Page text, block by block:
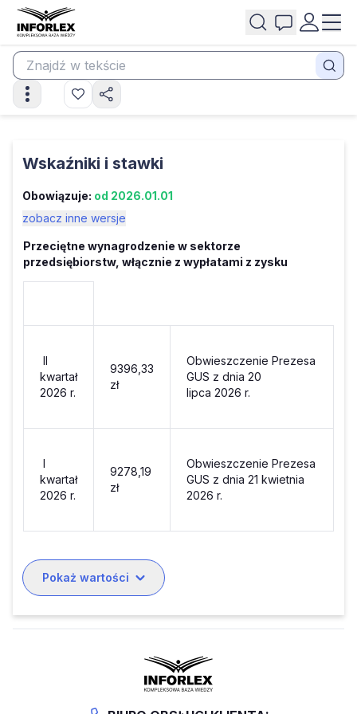
Wskaźniki i stawki
Obowiązuje: od 2026.01.01
zobacz inne wersje
Przeciętne wynagrodzenie w sektorze
przedsiębiorstw, włącznie z wypłatami z zysku
II
kwartał
2026 r.
9396,33
zł
Obwieszczenie Prezesa
GUS z dnia 20
lipca 2026 r.
I
kwartał
2026 r.
9278,19
zł
Obwieszczenie Prezesa
GUS z dnia 21 kwietnia
2026 r.
Pokaż wartości